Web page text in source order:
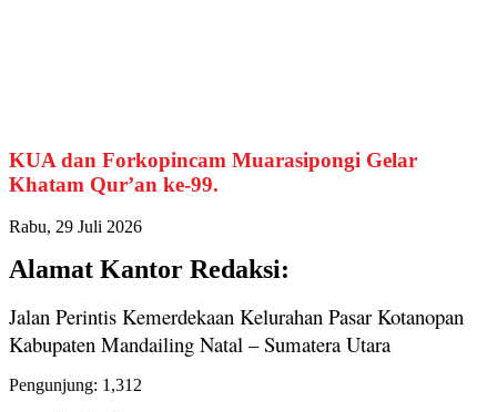
KUA dan Forkopincam Muarasipongi Gelar
Khatam Qur’an ke-99.
Rabu, 29 Juli 2026
Alamat Kantor Redaksi:
Jalan Perintis Kemerdekaan Kelurahan Pasar Kotanopan
Kabupaten Mandailing Natal – Sumatera Utara
Pengunjung: 1,312